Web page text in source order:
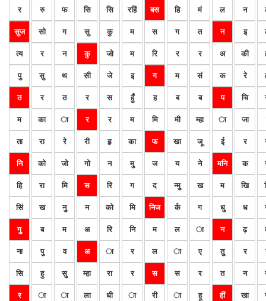
र रु फ सि सि रहिं बस हि मं ल न
सुज सो ग सु कु म स ग त न इ
त्य र न कु जो म रि र र अ की
पु सु थ सी जे इ ग म सं क रे
त र त र स हुँ ह ब ब प चि
म का ा र र म मि मी म्हा ा जा
ता रा रे री हृ का फ खा जू ई र
नि को जो गो न मु ज य ने मनि क
हि रा मि स रि ग द न्मु ख म खि
सिं ख नु न को मि निज र्क ग धु ध
गु ब म अ रि नि म ल ा न ढ़
ना पु व अ ा र ल ा ए तु र
सि हु सु म्हा रा र स स र त न
र ा ा ला धी ा री ा हू हीं खा